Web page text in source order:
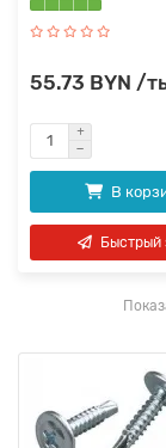
55.73 BYN /
В
Быстрый